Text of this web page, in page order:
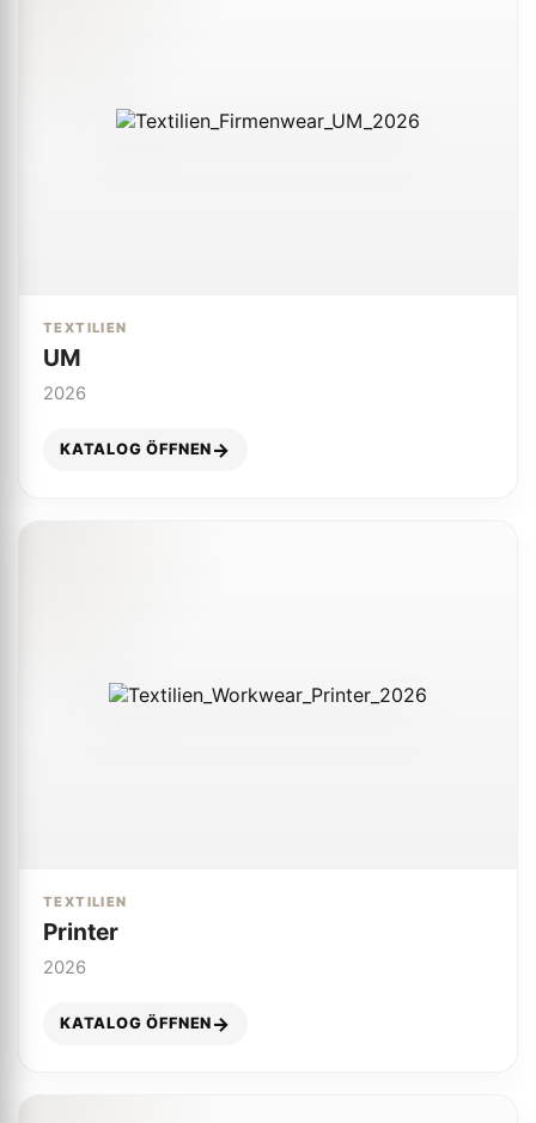
TEXTILIEN
UM
2026
KATALOG ÖFFNEN
TEXTILIEN
Printer
2026
KATALOG ÖFFNEN